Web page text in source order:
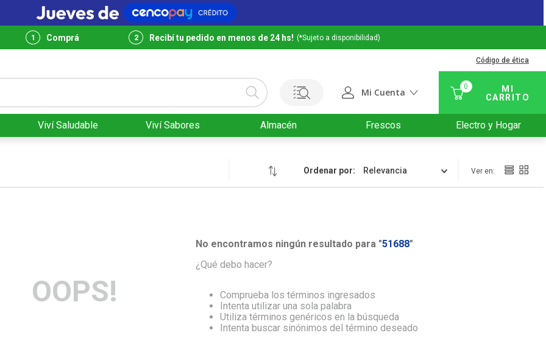
Comprá Recibí tu pedido en menos de 24 hs! (*Sujeto a disponibilidad)
Código de ética
Mi Cuenta
0
Viví Saludable Viví Sabores Almacén Frescos Electro y Hogar
Ordenar por Relevancia
OOPS!
No encontramos ningún resultado para "51688"
¿Qué debo hacer?
Comprueba los términos ingresados
Intenta utilizar una sola palabra
Utiliza términos genéricos en la búsqueda
Intenta buscar sinónimos del término deseado